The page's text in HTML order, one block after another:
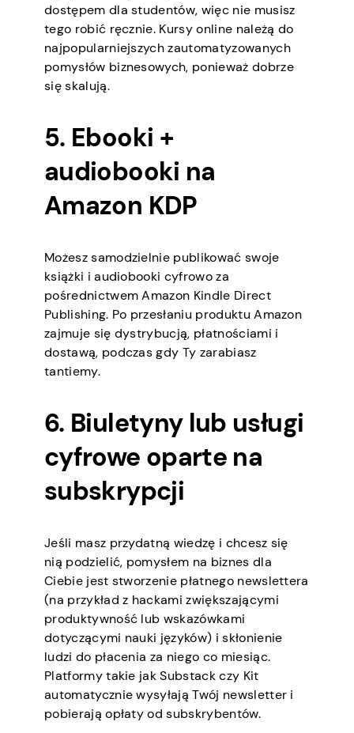
dostępem dla studentów, więc nie musisz
tego robić ręcznie. Kursy online należą do
najpopularniejszych zautomatyzowanych
pomysłów biznesowych, ponieważ dobrze
się skalują.
5. Ebooki +
audiobooki na
Amazon KDP
Możesz samodzielnie publikować swoje
książki i audiobooki cyfrowo za
pośrednictwem Amazon Kindle Direct
Publishing. Po przesłaniu produktu Amazon
zajmuje się dystrybucją, płatnościami i
dostawą, podczas gdy Ty zarabiasz
tantiemy.
6. Biuletyny lub usługi
cyfrowe oparte na
subskrypcji
Jeśli masz przydatną wiedzę i chcesz się
nią podzielić, pomysłem na biznes dla
Ciebie jest stworzenie płatnego newslettera
(na przykład z hackami zwiększającymi
produktywność lub wskazówkami
dotyczącymi nauki języków) i skłonienie
ludzi do płacenia za niego co miesiąc.
Platformy takie jak Substack czy Kit
automatycznie wysyłają Twój newsletter i
pobierają opłaty od subskrybentów.